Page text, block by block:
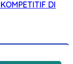
DI